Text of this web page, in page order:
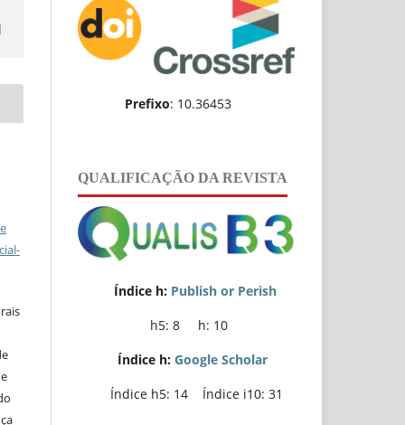
Prefixo: 10.36453
QUALIFICAÇÃO DA REVISTA
Índice h: Publish or Perish
h5: 8 h: 10
Índice h: Google Scholar
Índice h5: 14 Índice i10: 31